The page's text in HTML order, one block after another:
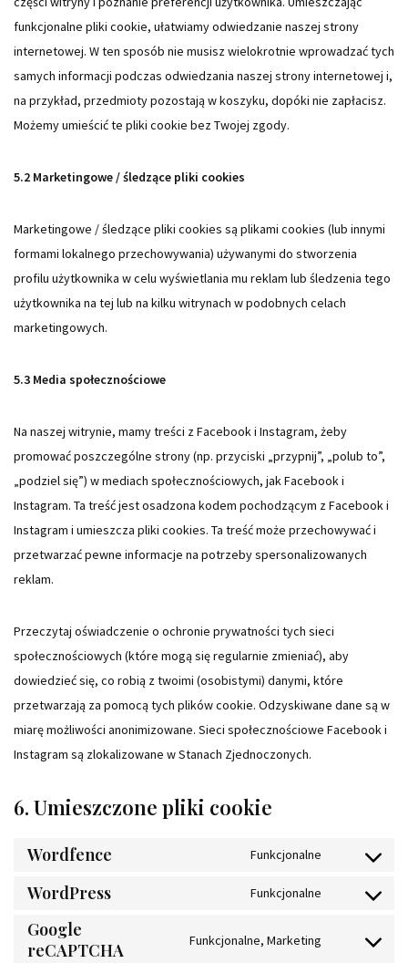
funkcjonalne pliki cookie, ułatwiamy odwiedzanie naszej strony
internetowej. W ten sposób nie musisz wielokrotnie wprowadzać tych
samych informacji podczas odwiedzania naszej strony internetowej i,
na przykład, przedmioty pozostają w koszyku, dopóki nie zapłacisz.
Możemy umieścić te pliki cookie bez Twojej zgody.
5.2 Marketingowe / śledzące pliki cookies
Marketingowe / śledzące pliki cookies są plikami cookies (lub innymi
formami lokalnego przechowywania) używanymi do stworzenia
profilu użytkownika w celu wyświetlania mu reklam lub śledzenia tego
użytkownika na tej lub na kilku witrynach w podobnych celach
marketingowych.
5.3 Media społecznościowe
Na naszej witrynie, mamy treści z Facebook i Instagram, żeby
promować poszczególne strony (np. przyciski „przypnij”, „polub to”,
„podziel się”) w mediach społecznościowych, jak Facebook i
Instagram. Ta treść jest osadzona kodem pochodzącym z Facebook i
Instagram i umieszcza pliki cookies. Ta treść może przechowywać i
przetwarzać pewne informacje na potrzeby spersonalizowanych
reklam.
Przeczytaj oświadczenie o ochronie prywatności tych sieci
społecznościowych (które mogą się regularnie zmieniać), aby
dowiedzieć się, co robią z twoimi (osobistymi) danymi, które
przetwarzają za pomocą tych plików cookie. Odzyskiwane dane są w
miarę możliwości anonimizowane. Sieci społecznościowe Facebook i
Instagram są zlokalizowane w Stanach Zjednoczonych.
6. Umieszczone pliki cookie
Wordfence Funkcjonalne
WordPress Funkcjonalne
Google
reCAPTCHA
Funkcjonalne, Marketing